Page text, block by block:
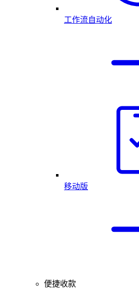
工作流自动化
移动版
便捷收款